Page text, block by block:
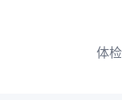
体